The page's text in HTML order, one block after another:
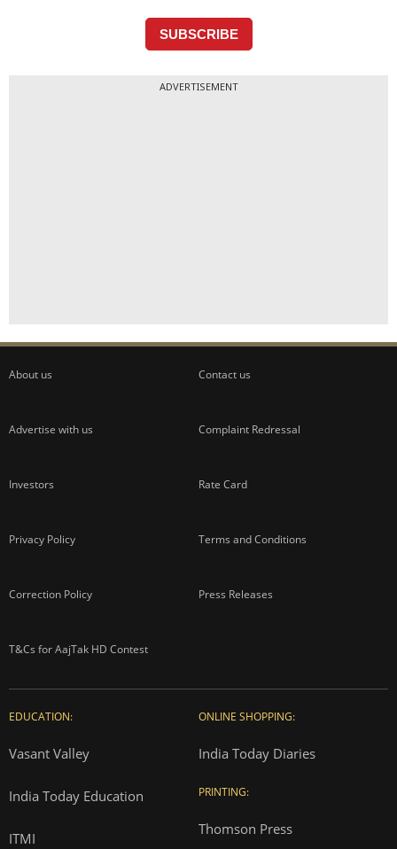
ADVERTISEMENT
About us Contact us
Advertise with us Complaint Redressal
Investors Rate Card
Privacy Policy Terms and Conditions
Correction Policy Press Releases
T&Cs for AajTak HD Contest
EDUCATION:
Vasant Valley
India Today Education
ITMI
ONLINE SHOPPING:
India Today Diaries
PRINTING:
Thomson Press